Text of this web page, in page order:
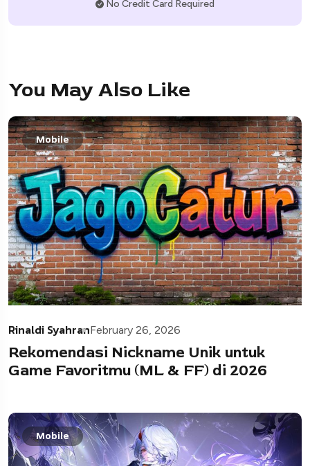
No Credit Card Required
You May Also Like
Mobile
Rinaldi SyahranFebruary 26, 2026
Rekomendasi Nickname Unik untuk
Game Favoritmu (ML & FF) di 2026
Mobile